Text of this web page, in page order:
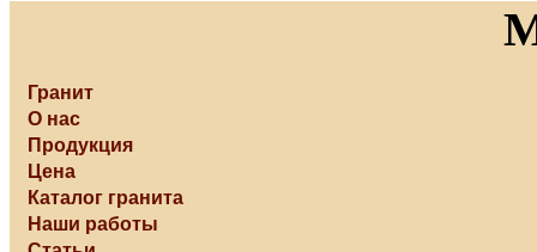
Гранит
О нас
Продукция
Цена
Каталог гранита
Наши работы